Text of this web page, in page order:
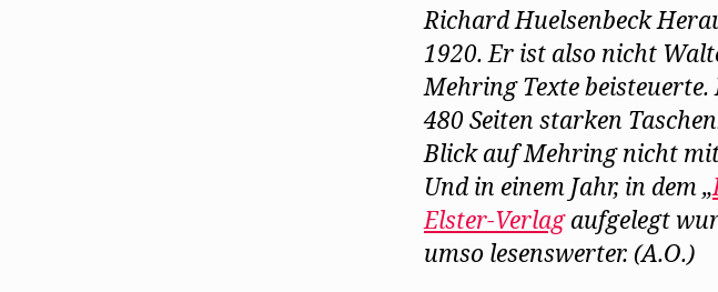
Richard Huelsenbeck
1920. Er ist also nicht
Mehring Texte
480 Seiten starken
Blick auf Mehring nicht
Und in einem Jahr, in dem „
Elster-Verlagaufgelegt
umso lesenswerter. (A.O.)